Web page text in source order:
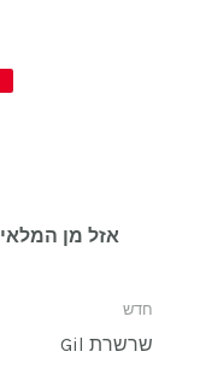
אזל מן המלאי
חדש
שרשרת Gil